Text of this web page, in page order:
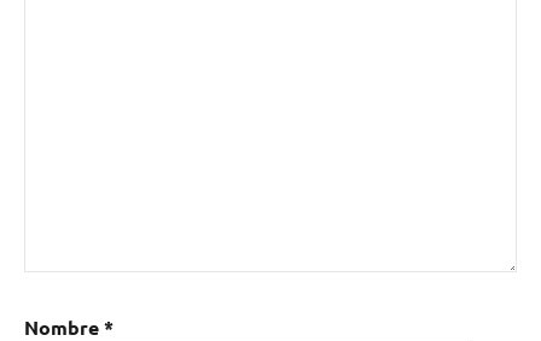
Nombre*